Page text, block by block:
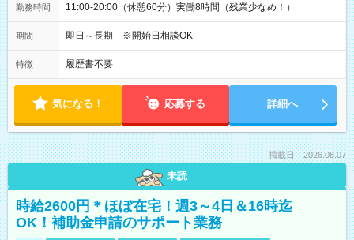
勤務時間 11:00-20:00（休憩60分）実働8時間（残業少なめ！）
期間 即日～長期 ※開始日相談OK
特徴 履歴書不要
気になる！ 応募する 詳細へ
掲載日：2026.08.07
未読
時給2600円＊ほぼ在宅！週3～4日＆16時迄
OK！補助金申請のサポート業務